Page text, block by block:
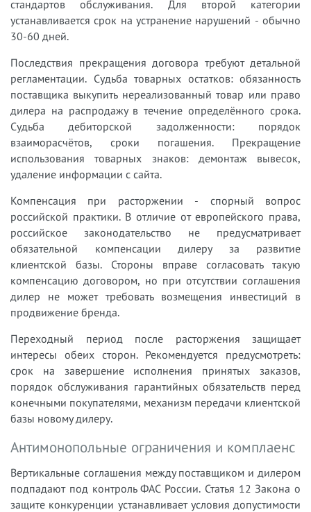
стандартов обслуживания. Для второй категории
устанавливается срок на устранение нарушений - обычно
30-60 дней.
Последствия прекращения договора требуют детальной
регламентации. Судьба товарных остатков: обязанность
поставщика выкупить нереализованный товар или право
дилера на распродажу в течение определённого срока.
Судьба дебиторской задолженности: порядок
взаиморасчётов, сроки погашения. Прекращение
использования товарных знаков: демонтаж вывесок,
удаление информации с сайта.
Компенсация при расторжении - спорный вопрос
российской практики. В отличие от европейского права,
российское законодательство не предусматривает
обязательной компенсации дилеру за развитие
клиентской базы. Стороны вправе согласовать такую
компенсацию договором, но при отсутствии соглашения
дилер не может требовать возмещения инвестиций в
продвижение бренда.
Переходный период после расторжения защищает
интересы обеих сторон. Рекомендуется предусмотреть:
срок на завершение исполнения принятых заказов,
порядок обслуживания гарантийных обязательств перед
конечными покупателями, механизм передачи клиентской
базы новому дилеру.
Антимонопольные ограничения и комплаенс
Вертикальные соглашения между поставщиком и дилером
подпадают под контроль ФАС России. Статья 12 Закона о
защите конкуренции устанавливает условия допустимости